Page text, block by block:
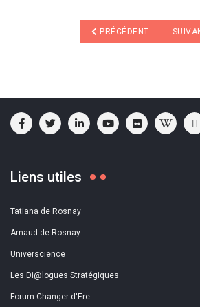
ARTICLE PRÉCÉDENT : LE
PRÉCÉDENT
Liens utiles
Tatiana de Rosnay
Arnaud de Rosnay
Universcience
Les Di@logues Stratégiques
Forum Changer d'Ere